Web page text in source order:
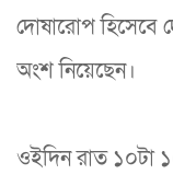
দোষারোপ হিসেবে
অংশ নিয়েছেন।
ওইদিন রাত ১০টা